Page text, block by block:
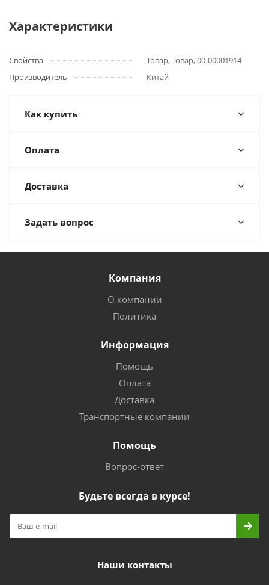
Характеристики
Свойства
Товар, Товар, 00-00001914
Производитель
Китай
Как купить
Оплата
Доставка
Задать вопрос
Компания
О компании
Политика
Информация
Помощь
Оплата
Доставка
Транспортные компании
Помощь
Вопрос-ответ
Будьте всегда в курсе!
Наши контакты